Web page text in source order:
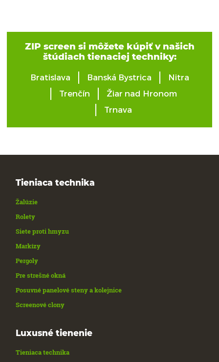
ZIP screen si môžete kúpiť v našich
štúdiach tienaciej techniky:
Bratislava Banská Bystrica
Nitra
Trenčín
Žiar nad Hronom
Trnava
Tieniaca technika
Žalúzie
Rolety
Siete proti hmyzu
Markízy
Pergoly
Pre strešné okná
Posuvné panelové steny a kolejnice
Screenové clony
Luxusné tienenie
Tieniaca technika